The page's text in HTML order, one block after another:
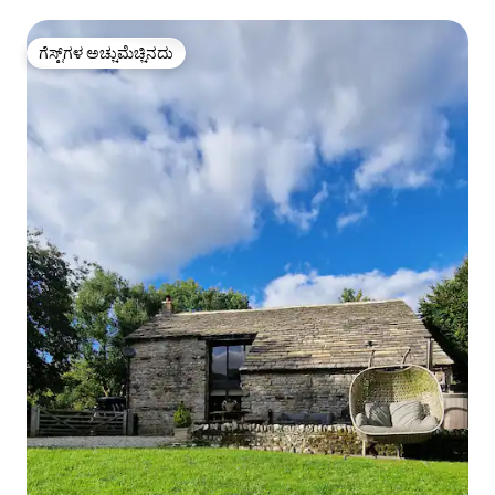
ಗೆಸ್ಟ್‌ಗಳ ಅಚ್ಚುಮೆಚ್ಚಿನದು
ಗೆಸ್ಟ್‌ಗಳ ಅಚ್ಚುಮೆಚ್ಚಿನದು